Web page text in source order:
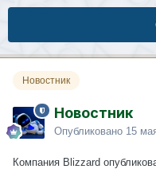
Новостник
Новостник
Опубликовано 15
Компания Blizzard